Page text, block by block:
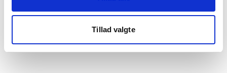
Tillad valgte